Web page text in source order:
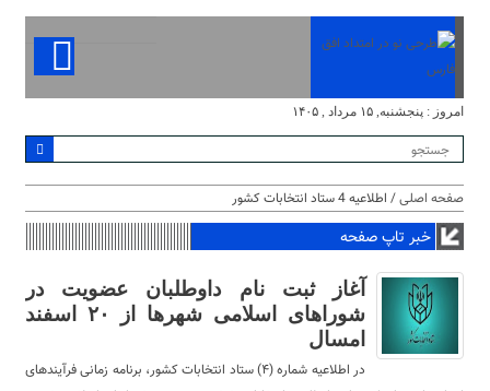
امروز : پنجشنبه, ۱۵ مرداد , ۱۴۰۵
صفحه اصلی/ اطلاعیه 4 ستاد انتخابات کشور
خبر تاپ صفحه
آغاز ثبت نام داوطلبان عضویت در
شوراهای اسلامی شهرها از ۲۰ اسفند
امسال
در اطلاعیه شماره (۴) ستاد انتخابات کشور، برنامه زمانی فرآیندهای